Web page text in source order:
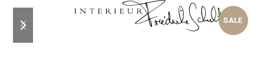
menu
menu
SALE
slide
slide